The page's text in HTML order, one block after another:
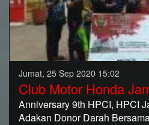
Jumat, 25 Sep 2020 15:02
Club Motor Honda
Anniversary 9th HPCI, HPCI
Adakan Donor Darah